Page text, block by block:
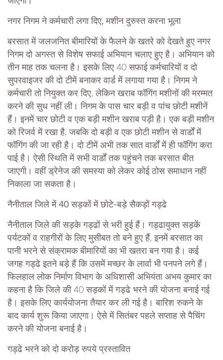
नगर निगम ने कर्मचारी लगा दिए, मशीन दुरुस्त करना भूला
बरसात में जलजनित बीमारियों के फैलने के खतरे को देखते हुए नगर
निगम दो अगस्त से विशेष सफाई अभियान चलाए हुए है। अभियान को
तीन माह तक चलना है। इसके लिए 40 सफाई कर्मचारियों व दो
सुपरवाइजर की दो टीमें बनाकर वार्ड में लगाया गया है। निगम ने
कर्मचारी तो नियुक्त कर दिए, लेकिन खराब फॉगिंग मशीनों की मरम्मत
करने की सुध नहीं ली। निगम के पास चार बड़ी व पांच छोटी मशीनें
हैं। इनमें चार छोटी व एक बड़ी मशीन खराब पड़ी है। एक बड़ी मशीन
को रिजर्व में रखा है, जबकि दो बड़ी व एक छोटी मशीन से वार्डों में
फॉगिंग की जा रही है। दो टीमें अभी तक सात वार्डों में ही फॉगिंग करा
पाई है। ऐसी स्थिति में सभी वार्डों तक पहुंचने तक बरसात बीत
जाएगी। वहीं ड्रेनेज की समस्या को लेकर कोई ठोस समाधान नहीं
निकाला जा सकता है।
नैनीताल जिले में 40 सड़कों में छोटे-बड़े सैकड़ों गड्ढे
नैनीताल जिले की सड़के गड्ढों से भरी हुई हैं। गड्ढायुक्त सड़कें
पर्यटकों व राहगीरों के लिए मुसीबत तो बने हुए हैं, इनमें बरसात का
पानी भरने से संक्रामक बीमारियों का भी खतरा बन गया है। कई
जगह गड्ढे इतने बड़े हैं कि उसमें मच्छर के लार्वा भी पनपने लगे हैं।
फिलहाल लोक निर्माण विभाग के अधिशासी अभियंता अभय कुमार का
कहना है कि जिले की 40 सड़कों में गड्ढे भरने की योजना बनाई गई
है। इसके लिए कार्ययोजना तैयार कर ली गई है। बारिश रुकने के
बाद कार्य शुरू किया जाएगा। ऐसे में सितंबर पहले सप्ताह से पैचिंग
करने की योजना बनाई है।
गड्ढे भरने को दो करोड़ रुपये प्रस्तावित